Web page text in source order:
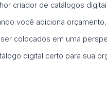
criador de catálogos
você adiciona
colocados em uma
digital certo para sua